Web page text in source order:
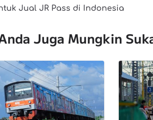
Jual JR Pass di Indonesia
Juga Mungkin